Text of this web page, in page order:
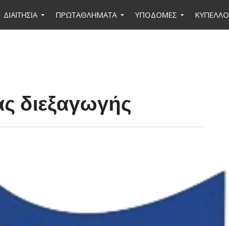
ΔΙΑΙΤΗΣΙΑ ΠΡΩΤΑΘΛΗΜΑΤΑ ΥΠΟΔΟΜΕΣ ΚΥΠΕΛΛΟ
διεξαγωγής